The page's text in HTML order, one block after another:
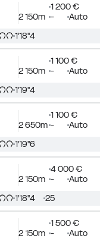
1 200 €
2 150m - Auto
1'18''4
1 100 €
2 150m - Auto
1'19''4
1 100 €
2 650m - Auto
1'19''6
4 000 €
2 150m - Auto
1'18''4 25
1 500 €
2 150m - Auto